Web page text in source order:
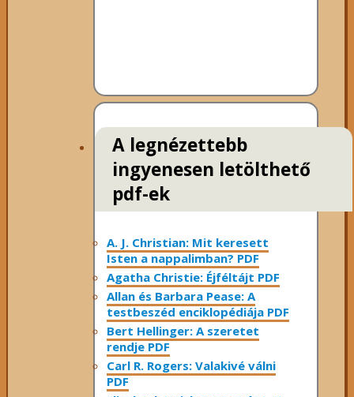
A legnézettebb
ingyenesen letölthető
pdf-ek
A. J. Christian: Mit keresett
Isten a nappalimban? PDF
Agatha Christie: Éjféltájt PDF
Allan és Barbara Pease: A
testbeszéd enciklopédiája PDF
Bert Hellinger: A ​szeretet
rendje PDF
Carl R. Rogers: Valakivé válni
PDF